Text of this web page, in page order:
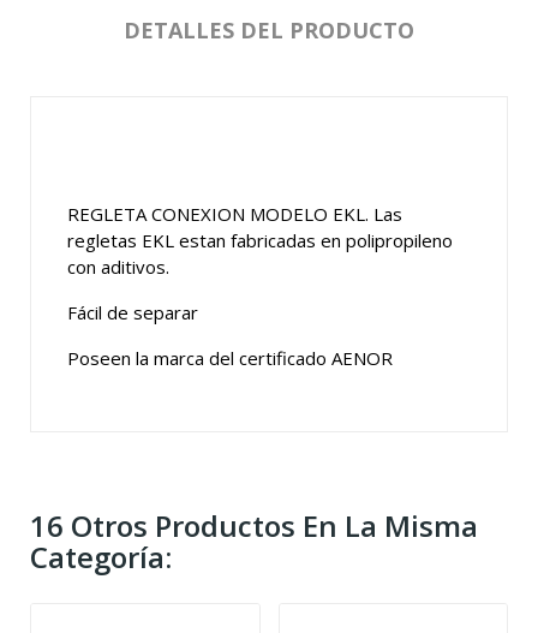
DETALLES DEL PRODUCTO
REGLETA CONEXION MODELO EKL. Las
regletas EKL estan fabricadas en polipropileno
con aditivos.
Fácil de separar
Poseen la marca del certificado AENOR
16 Otros Productos En La Misma
Categoría: